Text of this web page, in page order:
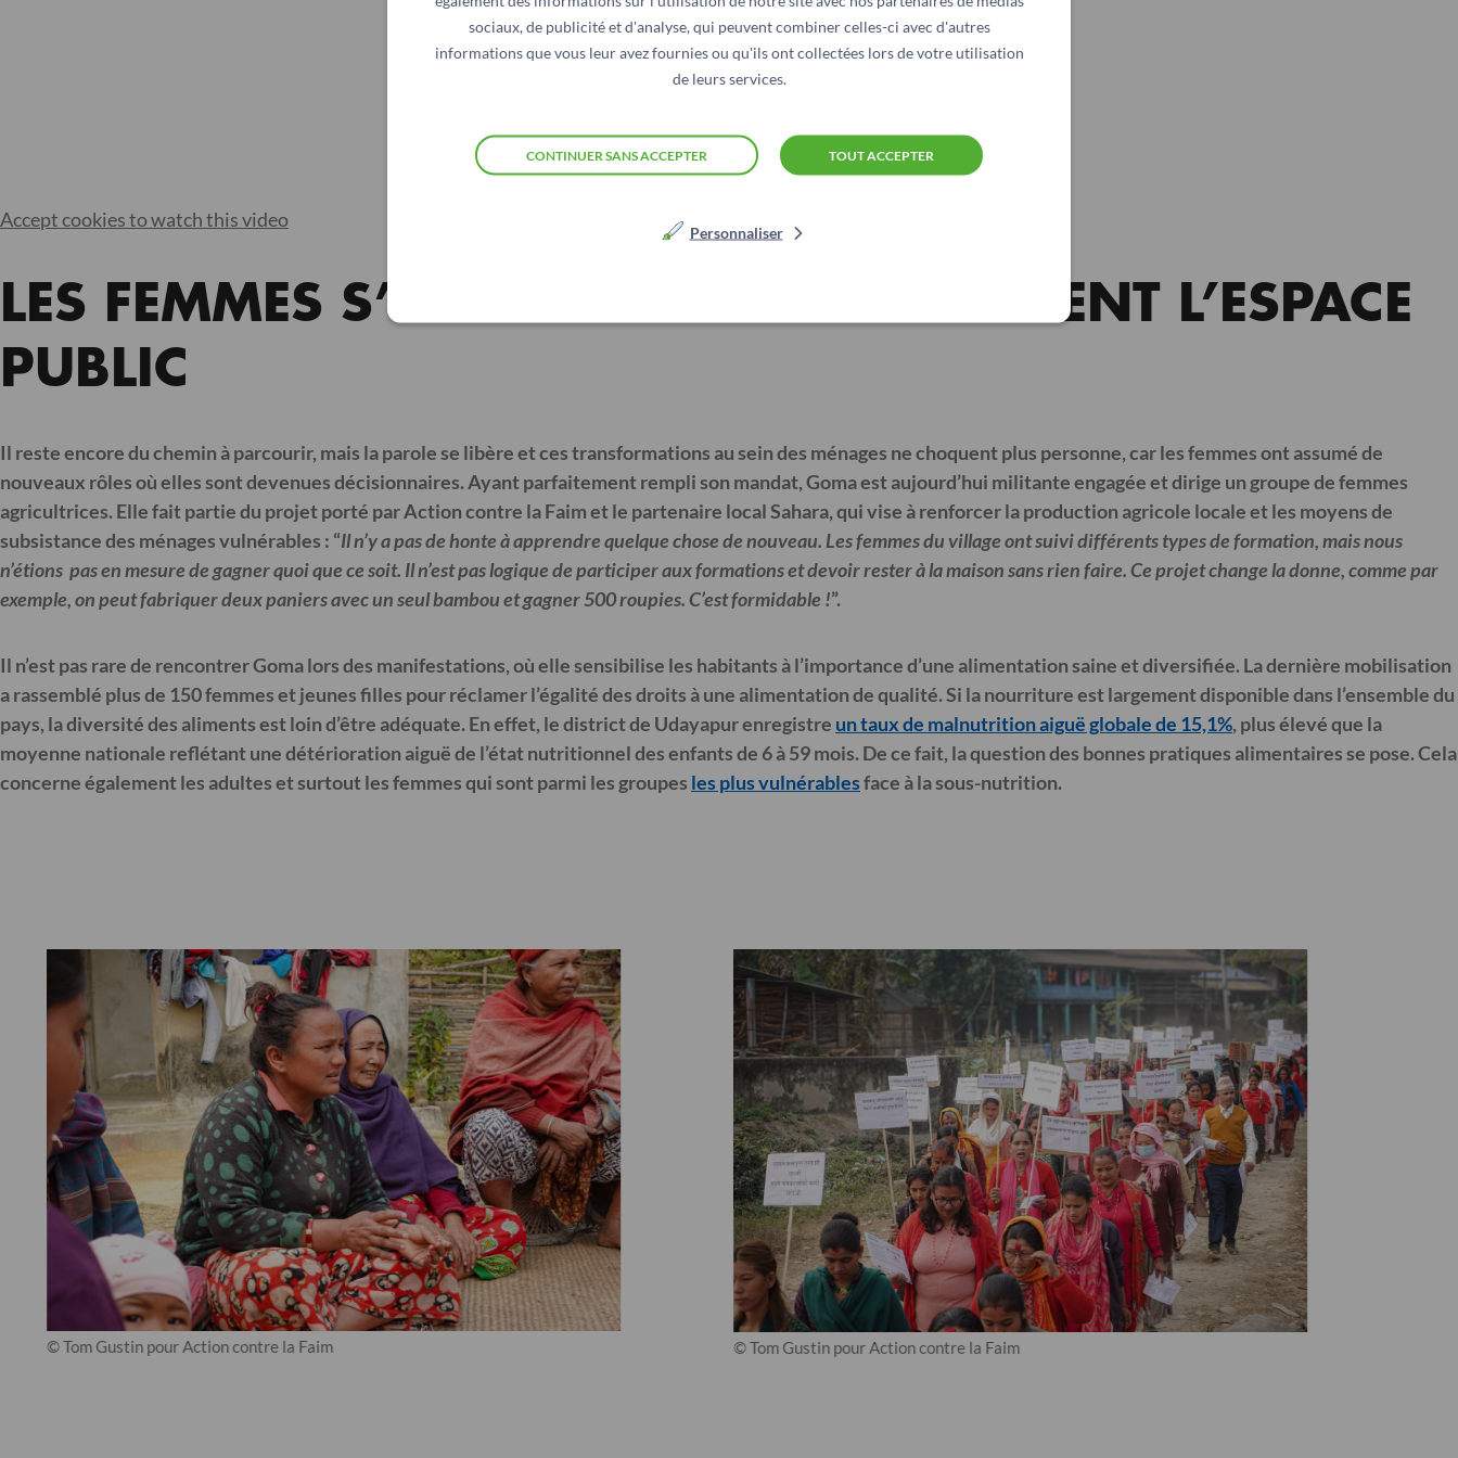
sociaux, de publicité et d'analyse, qui peuvent combiner celles-ci avec d'autres
informations que vous leur avez fournies ou qu'ils ont collectées lors de votre utilisation
de leurs services.
TOUT ACCEPTER
CONTINUER SANS ACCEPTER
Personnaliser
Accept cookies to watch this video
LES FEMMES S’ENGAGENT ET INVESTISSENT L’ESPACE
PUBLIC
Il reste encore du chemin à parcourir, mais la parole se libère et ces transformations au sein des ménages ne choquent plus personne, car les femmes ont assumé de
nouveaux rôles où elles sont devenues décisionnaires. Ayant parfaitement rempli son mandat, Goma est aujourd’hui militante engagée et dirige un groupe de femmes
agricultrices. Elle fait partie du projet porté par Action contre la Faim et le partenaire local Sahara, qui vise à renforcer la production agricole locale et les moyens de
subsistance des ménages vulnérables : “Il n’y a pas de honte à apprendre quelque chose de nouveau. Les femmes du village ont suivi différents types de formation, mais nous
n’étions pas en mesure de gagner quoi que ce soit. Il n’est pas logique de participer aux formations et devoir rester à la maison sans rien faire. Ce projet change la donne, comme par
exemple, on peut fabriquer deux paniers avec un seul bambou et gagner 500 roupies. C’est formidable !”.
Il n’est pas rare de rencontrer Goma lors des manifestations, où elle sensibilise les habitants à l’importance d’une alimentation saine et diversifiée. La dernière mobilisation
a rassemblé plus de 150 femmes et jeunes filles pour réclamer l’égalité des droits à une alimentation de qualité. Si la nourriture est largement disponible dans l’ensemble du
pays, la diversité des aliments est loin d’être adéquate. En effet, le district de Udayapur enregistre un taux de malnutrition aiguë globale de 15,1%, plus élevé que la
moyenne nationale reflétant une détérioration aiguë de l’état nutritionnel des enfants de 6 à 59 mois. De ce fait, la question des bonnes pratiques alimentaires se pose. Cela
concerne également les adultes et surtout les femmes qui sont parmi les groupes les plus vulnérablesface à la sous-nutrition.
© Tom Gustin pour Action contre la Faim © Tom Gustin pour Action contre la Faim